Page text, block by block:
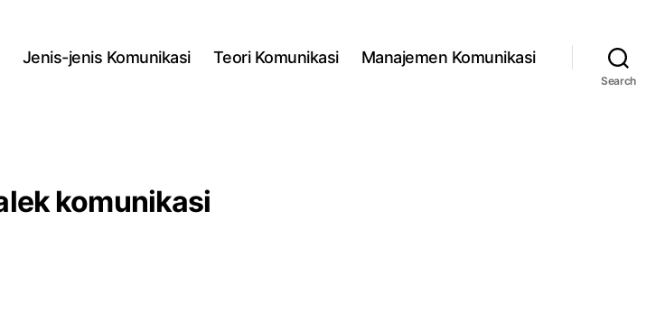
Jenis-jenis Komunikasi Teori Komunikasi Manajemen Komunikasi
Search
komunikasi